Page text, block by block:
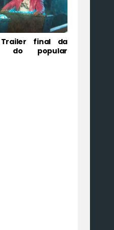
Trailer final da
do popular